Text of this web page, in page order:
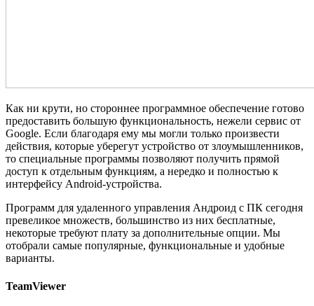
Как ни крути, но стороннее программное обеспечение готово
предоставить большую функциональность, нежели сервис от
Google. Если благодаря ему мы могли только произвести
действия, которые уберегут устройство от злоумышленников,
то специальные программы позволяют получить прямой
доступ к отдельным функциям, а нередко и полностью к
интерфейсу Android-устройства.
Программ для удаленного управления Андроид с ПК сегодня
превеликое множеств, большинство из них бесплатные,
некоторые требуют плату за дополнительные опции. Мы
отобрали самые популярные, функциональные и удобные
варианты.
TeamViewer